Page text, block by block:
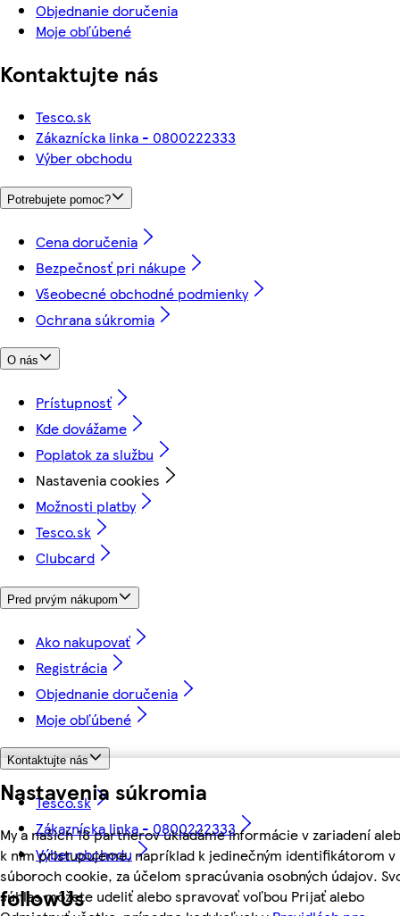
Nastavenia súkromia
My a našich 18 partnerov ukladáme informácie v zariadení
k nim pristupujeme, napríklad k jedinečným identifikátorom v
súboroch cookie, za účelom spracúvania osobných údajov.
súhlas môžete udeliť alebo spravovať voľbou Prijať alebo
Objednanie doručenia
Moje obľúbené
Kontaktujte nás
Tesco.sk
Zákaznícka linka - 0800222333
Výber obchodu
Potrebujete pomoc?
Cena doručenia
Bezpečnosť pri nákupe
Všeobecné obchodné podmienky
Ochrana súkromia
O nás
Prístupnosť
Kde dovážame
Poplatok za službu
Nastavenia cookies
Možnosti platby
Tesco.sk
Clubcard
Pred prvým nákupom
Ako nakupovať
Registrácia
Objednanie doručenia
Moje obľúbené
Kontaktujte nás
Tesco.sk
Zákaznícka linka - 0800222333
Výber obchodu
followUs